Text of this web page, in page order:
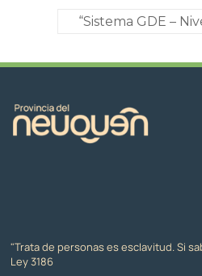
“Sistema GDE –
"Trata de personas es esclavitud. Si
Ley 3186